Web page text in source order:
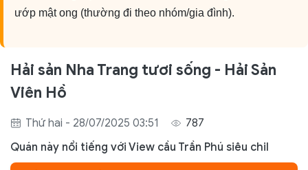
ướp mật ong (thường đi theo nhóm/gia đình).
Hải sản Nha Trang tươi sống - Hải Sản
Viên Hồ
Thứ hai - 28/07/2025 03:51
787
Quán này nổi tiếng với View cầu Trần Phú siêu chil